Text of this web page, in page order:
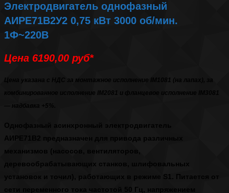
Электродвигатель однофазный
АИРЕ71В2У2 0,75 кВт 3000 об/мин.
1Ф~220В
Цена 6190,00 руб*
Цена указана с НДС за монтажное исполнение IM1081 (на лапах), за
комбинированное исполнение IM2081 и фланцевое исполнение IM3081
Однофазный асинхронный
электродвигатель
АИРЕ71В2
предназначен для привода различных
механизмов (насосов, вентиляторов,
деревообрабатывающих станков, шлифовальных
установок и точил), работающих в режиме S1. Питается от
сети переменного тока частотой 50 Гц, напряжением